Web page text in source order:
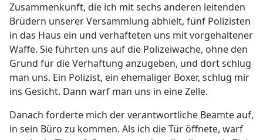
Zusammenkunft, die ich mit sechs anderen leitenden
Brüdern unserer Versammlung abhielt, fünf Polizisten
in das Haus ein und verhafteten uns mit vorgehaltener
Waffe. Sie führten uns auf die Polizeiwache, ohne den
Grund für die Verhaftung anzugeben, und dort schlug
man uns. Ein Polizist, ein ehemaliger Boxer, schlug mir
ins Gesicht. Dann warf man uns in eine Zelle.
Danach forderte mich der verantwortliche Beamte auf,
in sein Büro zu kommen. Als ich die Tür öffnete, warf